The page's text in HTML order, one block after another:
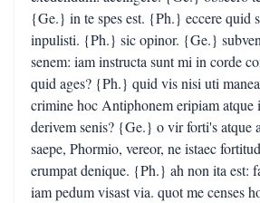
{Ge.} in te spes est. {Ph.} eccere quid
inpulisti. {Ph.} sic opinor. {Ge.}
senem: iam instructa sunt mi in corde
quid ages? {Ph.} quid vis nisi uti
crimine hoc Antiphonem eripiam atque
derivem senis? {Ge.} o vir forti's atque
saepe, Phormio, vereor, ne istaec
erumpat denique. {Ph.} ah non ita est:
iam pedum visast via. quot me censes